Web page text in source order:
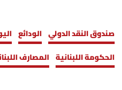
صندوق النقد الدولي الودائع
الحكومة اللبنانية المصارف